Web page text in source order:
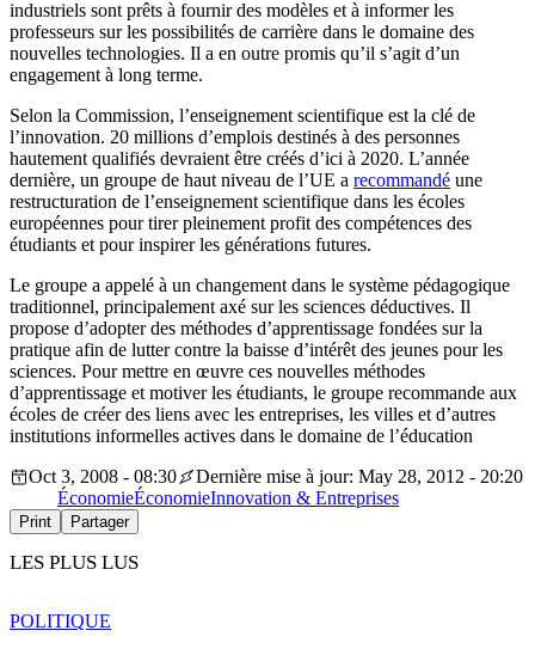
industriels sont prêts à fournir des modèles et à informer les
professeurs sur les possibilités de carrière dans le domaine des
nouvelles technologies. Il a en outre promis qu’il s’agit d’un
engagement à long terme.
Selon la Commission, l’enseignement scientifique est la clé de
l’innovation. 20 millions d’emplois destinés à des personnes
hautement qualifiés devraient être créés d’ici à 2020. L’année
dernière, un groupe de haut niveau de l’UE a recommandé une
restructuration de l’enseignement scientifique dans les écoles
européennes pour tirer pleinement profit des compétences des
étudiants et pour inspirer les générations futures.
Le groupe a appelé à un changement dans le système pédagogique
traditionnel, principalement axé sur les sciences déductives. Il
propose d’adopter des méthodes d’apprentissage fondées sur la
pratique afin de lutter contre la baisse d’intérêt des jeunes pour les
sciences. Pour mettre en œuvre ces nouvelles méthodes
d’apprentissage et motiver les étudiants, le groupe recommande aux
écoles de créer des liens avec les entreprises, les villes et d’autres
institutions informelles actives dans le domaine de l’éducation
Oct 3, 2008 - 08:30
Dernière mise à jour: May 28, 2012 - 20:20
ÉconomieÉconomieInnovation & Entreprises
Print Partager
LES PLUS LUS
POLITIQUE